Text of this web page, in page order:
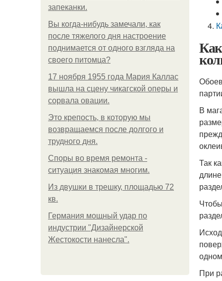
запеканки.
Вы когда-нибудь замечали, как
после тяжелого дня настроение
поднимается от одного взгляда на
своего питомца?
17 ноября 1955 года Мария Каллас
вышла на сцену чикагской оперы и
сорвала овации.
Это крепость, в которую мы
возвращаемся после долгого и
трудного дня.
Споры во время ремонта -
ситуация знакомая многим.
Из двушки в трешку, площадью 72
кв.
Германия мощный удар по
индустрии "Дизайнерской
Жестокости нанесла".
В
Так
При